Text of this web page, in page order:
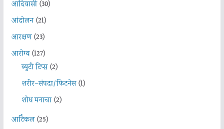
आदिवासी(30)
आंदोलन(21)
आरक्षण(23)
आरोग्य(127)
ब्युटी टिप्स(2)
शरीर-संपदा/फिटनेस(1)
शोध मनाचा(2)
आर्टिकल(25)